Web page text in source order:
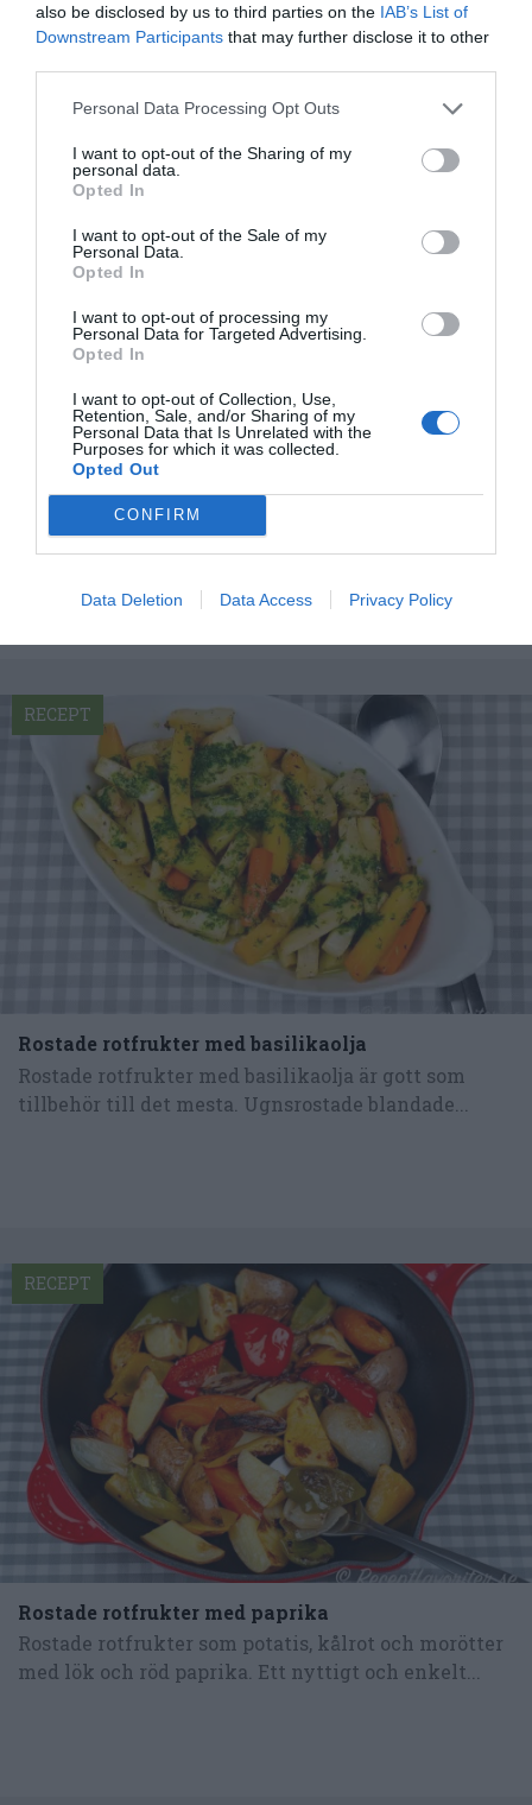
also be disclosed by us to third parties on the IAB’s List of
Downstream Participants that may further disclose it to other
Personal Data Processing Opt Outs
I want to opt-out of the Sharing of my
personal data.
Opted In
I want to opt-out of the Sale of my
Personal Data.
Opted In
I want to opt-out of processing my
Personal Data for Targeted Advertising.
Opted In
I want to opt-out of Collection, Use,
Retention, Sale, and/or Sharing of my
Personal Data that Is Unrelated with the
Purposes for which it was collected.
Opted Out
CONFIRM
Data Deletion Data Access Privacy Policy
Tillbehör och liknande:
Rostade rotfrukter
Rostade rotfrukter med kålrot, rotselleri,
palsternacka och morot samt lite potatis.
RECEPT
Rostade rotfrukter med basilikaolja
Rostade rotfrukter med basilikaolja är gott som
tillbehör till det mesta. Ugnsrostade blandade...
RECEPT
Rostade rotfrukter med paprika
Rostade rotfrukter som potatis, kålrot och morötter
med lök och röd paprika. Ett nyttigt och enkelt...
RECEPT